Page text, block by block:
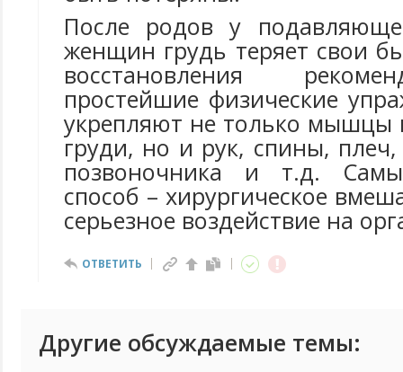
После родов у
женщин грудь теряет свои
восстановления
простейшие физические
укрепляют не только мышцы
груди, но и рук, спины, плеч,
позвоночника и т.д.
способ – хирургическое
серьезное воздействие на
ОТВЕТИТЬ
Другие обсуждаемые темы: